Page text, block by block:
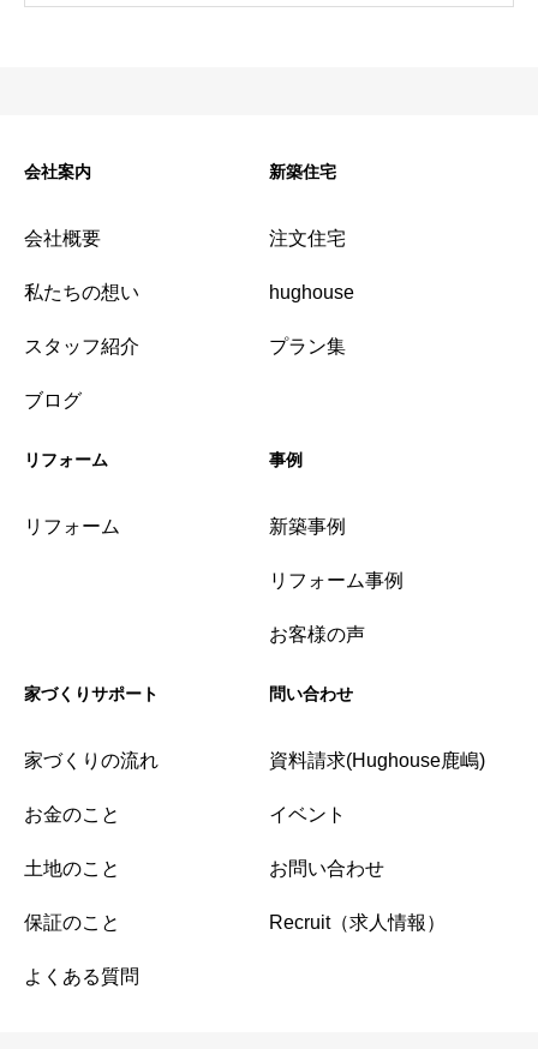
会社案内
会社概要
私たちの想い
スタッフ紹介
ブログ
新築住宅
注文住宅
hughouse
プラン集
リフォーム
リフォーム
事例
新築事例
リフォーム事例
お客様の声
家づくりサポート
家づくりの流れ
お金のこと
土地のこと
保証のこと
よくある質問
問い合わせ
資料請求(Hughouse鹿嶋)
イベント
お問い合わせ
Recruit（求人情報）